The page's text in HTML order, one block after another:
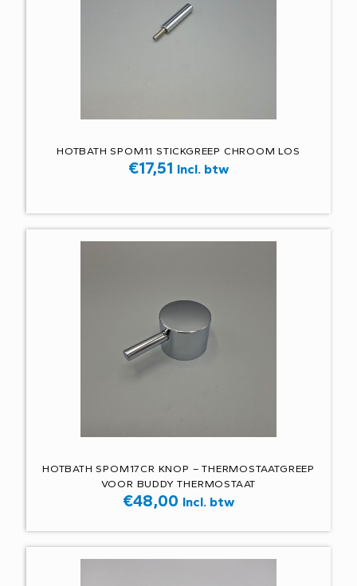
HOTBATH SPOM11 STICKGREEP CHROOM LOS
€17,51 Incl. btw
HOTBATH SPOM17CR KNOP – THERMOSTAATGREEP
VOOR BUDDY THERMOSTAAT
€48,00 Incl. btw